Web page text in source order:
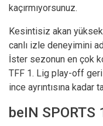
kaçırmıyorsunuz.
Kesintisiz akan yüksek
canlı izle deneyimini
İster sezonun en çok
TFF 1. Lig play-off
ince ayrıntısına kadar
beIN SPORTS